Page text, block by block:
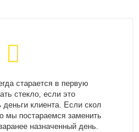
старается в первую
стекло, если это
клиента. Если скол
мы постараемся заменить
назначенный день.